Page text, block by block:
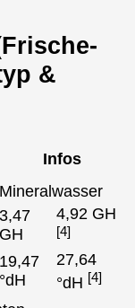
&
Infos
Mineralwasser
3,47
GH
4,92 GH
[4]
19,47
°dH
27,64
°dH [4]